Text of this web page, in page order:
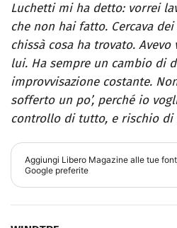
Luchetti mi ha detto: vorrei
che non hai fatto. Cercava
chissà cosa ha trovato.
lui. Ha sempre un cambio di
improvvisazione costante.
sofferto un po’, perché io
controllo di tutto, e rischio di
Aggiungi Libero Magazine alle tue
Google preferite